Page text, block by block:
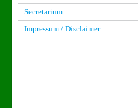
Secretarium
Impressum / Disclaimer